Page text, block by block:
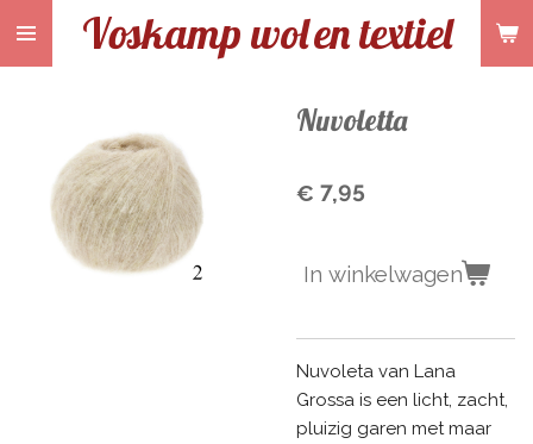
Ga
hoofdinhoud
Voskamp wolen textiel
Nuvoletta
€ 7,95
In winkelwagen
Nuvoleta van Lana
Grossa is een licht, zacht,
pluizig garen met maar